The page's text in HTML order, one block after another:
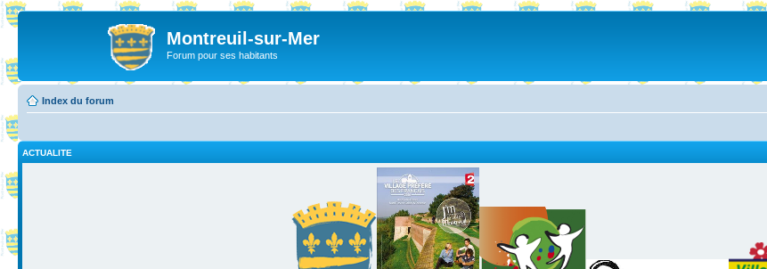
Montreuil-sur-Mer
Forum pour ses habitants
Index du forum
ACTUALITE